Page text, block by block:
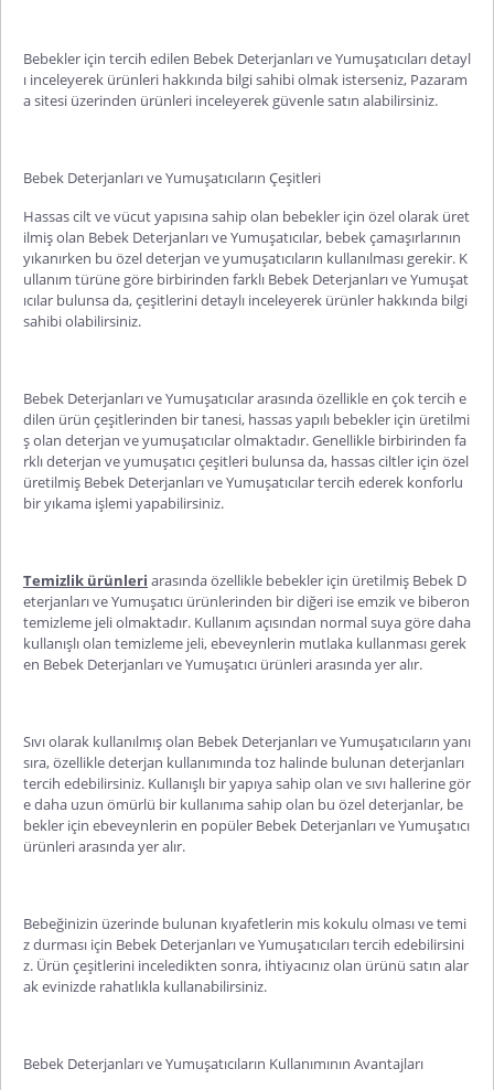
Bebekler için tercih edilen Bebek Deterjanları ve Yumuşatıcıları detayl
ı inceleyerek ürünleri hakkında bilgi sahibi olmak isterseniz, Pazaram
a sitesi üzerinden ürünleri inceleyerek güvenle satın alabilirsiniz.
Bebek Deterjanları ve Yumuşatıcıların Çeşitleri
Hassas cilt ve vücut yapısına sahip olan bebekler için özel olarak üret
ilmiş olan Bebek Deterjanları ve Yumuşatıcılar, bebek çamaşırlarının
yıkanırken bu özel deterjan ve yumuşatıcıların kullanılması gerekir. K
ullanım türüne göre birbirinden farklı Bebek Deterjanları ve Yumuşat
ıcılar bulunsa da, çeşitlerini detaylı inceleyerek ürünler hakkında bilgi
sahibi olabilirsiniz.
Bebek Deterjanları ve Yumuşatıcılar arasında özellikle en çok tercih e
dilen ürün çeşitlerinden bir tanesi, hassas yapılı bebekler için üretilmi
ş olan deterjan ve yumuşatıcılar olmaktadır. Genellikle birbirinden fa
rklı deterjan ve yumuşatıcı çeşitleri bulunsa da, hassas ciltler için özel
üretilmiş Bebek Deterjanları ve Yumuşatıcılar tercih ederek konforlu
bir yıkama işlemi yapabilirsiniz.
Temizlik ürünleri arasında özellikle bebekler için üretilmiş Bebek D
eterjanları ve Yumuşatıcı ürünlerinden bir diğeri ise emzik ve biberon
temizleme jeli olmaktadır. Kullanım açısından normal suya göre daha
kullanışlı olan temizleme jeli, ebeveynlerin mutlaka kullanması gerek
en Bebek Deterjanları ve Yumuşatıcı ürünleri arasında yer alır.
Sıvı olarak kullanılmış olan Bebek Deterjanları ve Yumuşatıcıların yanı
sıra, özellikle deterjan kullanımında toz halinde bulunan deterjanları
tercih edebilirsiniz. Kullanışlı bir yapıya sahip olan ve sıvı hallerine gör
e daha uzun ömürlü bir kullanıma sahip olan bu özel deterjanlar, be
bekler için ebeveynlerin en popüler Bebek Deterjanları ve Yumuşatıcı
ürünleri arasında yer alır.
Bebeğinizin üzerinde bulunan kıyafetlerin mis kokulu olması ve temi
z durması için Bebek Deterjanları ve Yumuşatıcıları tercih edebilirsini
z. Ürün çeşitlerini inceledikten sonra, ihtiyacınız olan ürünü satın alar
ak evinizde rahatlıkla kullanabilirsiniz.
Bebek Deterjanları ve Yumuşatıcıların Kullanımının Avantajları